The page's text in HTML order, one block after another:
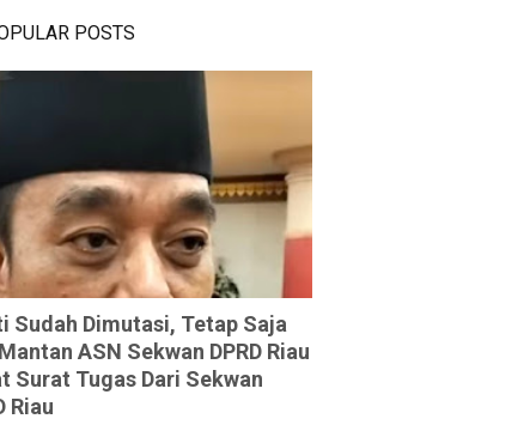
POSTS
Sudah Dimutasi, Tetap Saja
ASN Sekwan DPRD Riau
Surat Tugas Dari Sekwan
Riau